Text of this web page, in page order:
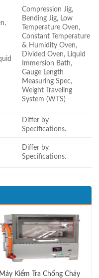
Compression Jig,
Bending Jig, Low
Temperature Oven,
Constant Temperature
& Humidity Oven,
Divided Oven, Liquid
Immersion Bath,
Gauge Length
Measuring Spec,
Weight Traveling
System (WTS)
Differ by
Specifications.
Differ by
Specifications.
Máy Kiểm Tra Chống Cháy